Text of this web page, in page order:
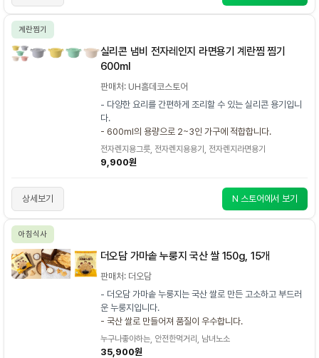
계란찜기
실리콘 냄비 전자레인지 라면용기 계란찜 찜기
600ml
판매처: UH홈데코스토어
- 다양한 요리를 간편하게 조리할 수 있는 실리콘 용기입니
다.
- 600ml의 용량으로 2~3인 가구에 적합합니다.
전자렌지용그릇, 전자렌지용용기, 전자렌지라면용기
9,900원
상세보기 N 스토어에서 보기
아침식사
더오담 가마솥 누룽지 국산 쌀 150g, 15개
판매처: 더오담
- 더오담 가마솥 누룽지는 국산 쌀로 만든 고소하고 부드러
운 누룽지입니다.
- 국산 쌀로 만들어져 품질이 우수합니다.
누구나좋아하는, 안전한먹거리, 남녀노소
35,900원